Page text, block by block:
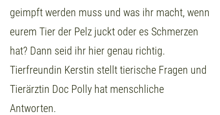
geimpft werden muss und was ihr macht, wenn
eurem Tier der Pelz juckt oder es Schmerzen
hat? Dann seid ihr hier genau richtig.
Tierfreundin Kerstin stellt tierische Fragen und
Tierärztin Doc Polly hat menschliche
Antworten.